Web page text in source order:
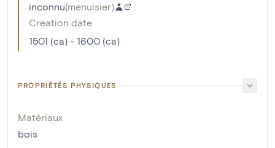
inconnu(menuisier)
Creation date
1501 (ca) - 1600 (ca)
PROPRIÉTÉS PHYSIQUES
Matériaux
bois